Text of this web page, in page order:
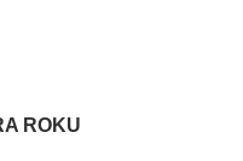
ROKU